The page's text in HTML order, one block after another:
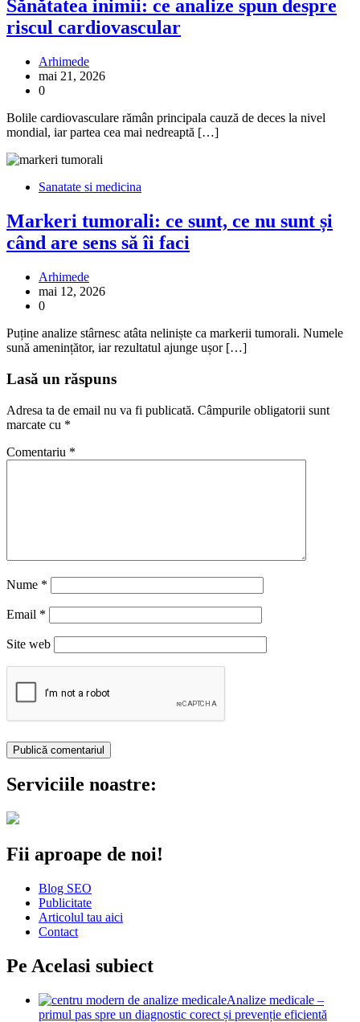
Sănătatea inimii: ce analize spun despre
riscul cardiovascular
Arhimede
mai 21, 2026
0
Bolile cardiovasculare rămân principala cauză de deces la nivel
mondial, iar partea cea mai nedreaptă […]
Sanatate si medicina
Markeri tumorali: ce sunt, ce nu sunt și
când are sens să îi faci
Arhimede
mai 12, 2026
0
Puține analize stârnesc atâta neliniște ca markerii tumorali. Numele
sună amenințător, iar rezultatul ajunge ușor […]
Lasă un răspuns
Adresa ta de email nu va fi publicată. Câmpurile obligatorii sunt
marcate cu *
Comentariu *
Nume *
Email *
Site web
Serviciile noastre:
Fii aproape de noi!
Blog SEO
Publicitate
Articolul tau aici
Contact
Pe Acelasi subiect
Analize medicale –
primul pas spre un diagnostic corect și prevenție eficientă